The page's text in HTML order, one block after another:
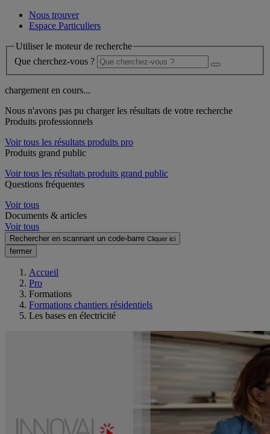
Nous trouver
Espace Particuliers
Utiliser le moteur de recherche
Que cherchez-vous ?
chargement en cours...
Nous n'avons pas pu charger les résultats de votre recherche
Produits professionnels
Voir tous les résultats produits pro
Produits grand public
Voir tous les résultats produits grand public
Questions fréquentes
Voir tous
Documents & articles
Voir tous
Rechercher en scannant un code-barre Cliquer ici
fermer
Accueil
Pro
Formations
Formations chantiers résidentiels
Les bases en électricité